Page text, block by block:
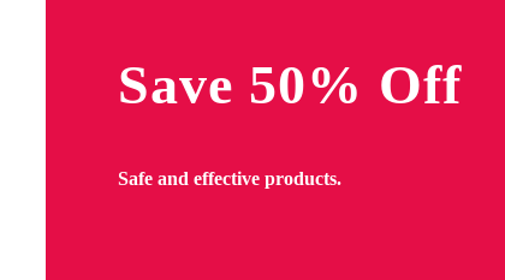
Save 50% Off
Safe and effective products.